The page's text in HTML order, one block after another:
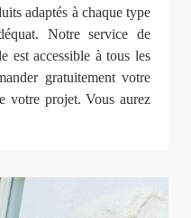
adaptés à chaque type
Notre service de
est accessible à tous les
gratuitement votre
votre projet. Vous aurez